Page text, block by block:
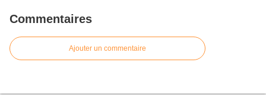
Commentaires
Ajouter un commentaire